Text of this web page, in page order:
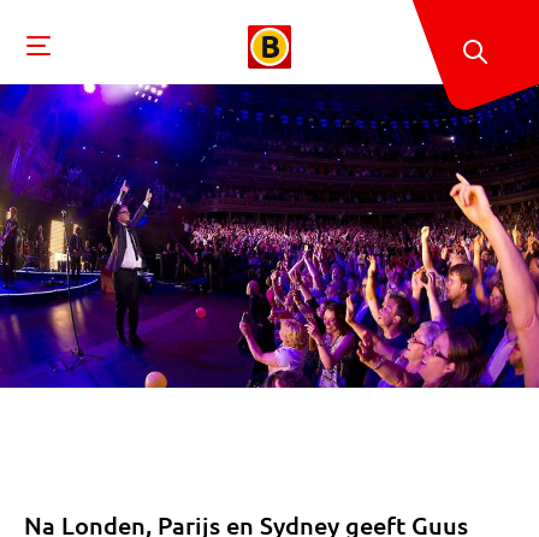
Na Londen, Parijs en Sydney geeft Guus